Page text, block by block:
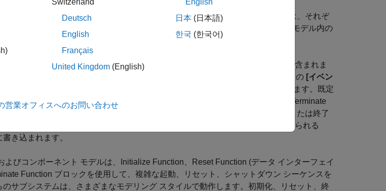
ルの階層構造のさまざまなレベルに配置できます。非バーチャル サブシステムは、それぞ
は親モデル内の
の内容を集約します。
Terminate Functionブロックには、それぞれ 1 つの
ブロックが含まれま
ブロックの [イベン
使用します。関数ブロックは、その他のブロックの状態を読み取り、書き込みします。既定
ロックは、 State Writerブロックを使用して、ブロックの状態を初期化します。
Terminate
ブロックを使用して、ブロックの状態を保存します。初期化イベントまたは終了
リガーされると、関数によって、状態変数の値が指定されたブロックから読み取られる
き込まれます。
びコンポーネント モデルは、 Initialize Function Reset Function (データ インターフェイ
Function ブロックを使用して、複雑な起動、リセット、シャットダウン シーケンスを
サブシステムは、さまざまなモデリング スタイルで動作します。初期化、リセット、終
Switzerland
Deutsch
English
Français
United Kingdom (English)
English
日本 (日本語)
한국 (한국어)
営業オフィスへのお問い合わせ